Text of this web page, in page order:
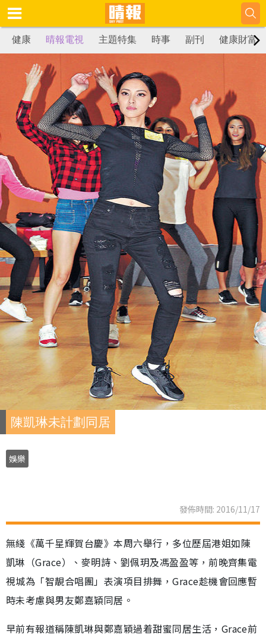
健康 晴報電視 主題特集 時事 副刊 健康財富
陳凱琳未計劃同居
娛樂
發佈時間: 2016/11/17
無綫《萬千星輝賀台慶》本周六舉行，多位歷屆港姐如陳
凱琳（Grace）、麥明詩、劉佩玥及馮盈盈等，前晚齊集電
視城為「智靚合唱團」表演項目排舞，Grace趁機會回應暫
時未考慮與男友鄭嘉穎同居。
早前有報道稱陳凱琳與鄭嘉穎過着甜蜜同居生活，Grace前